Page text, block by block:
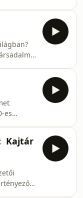
epizódon
a
a
az
a
a
is
es
semmit.
es
Kajtár